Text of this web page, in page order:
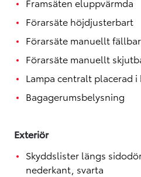
Framsäten eluppvärmda
Förarsäte höjdjusterbart
Förarsäte manuellt
Förarsäte manuellt
Lampa centralt placerad i
Bagagerumsbelysning
Exteriör
Skyddslister längs
nederkant, svarta